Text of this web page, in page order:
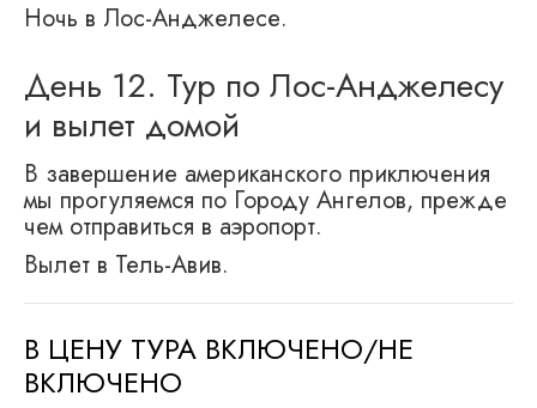
Ночь в Лос-Анджелесе.
День 12. Тур по Лос-Анджелесу
и вылет домой
В завершение американского приключения
мы прогуляемся по Городу Ангелов, прежде
чем отправиться в аэропорт.
Вылет в Тель-Авив.
В ЦЕНУ ТУРА ВКЛЮЧЕНО/НЕ
ВКЛЮЧЕНО